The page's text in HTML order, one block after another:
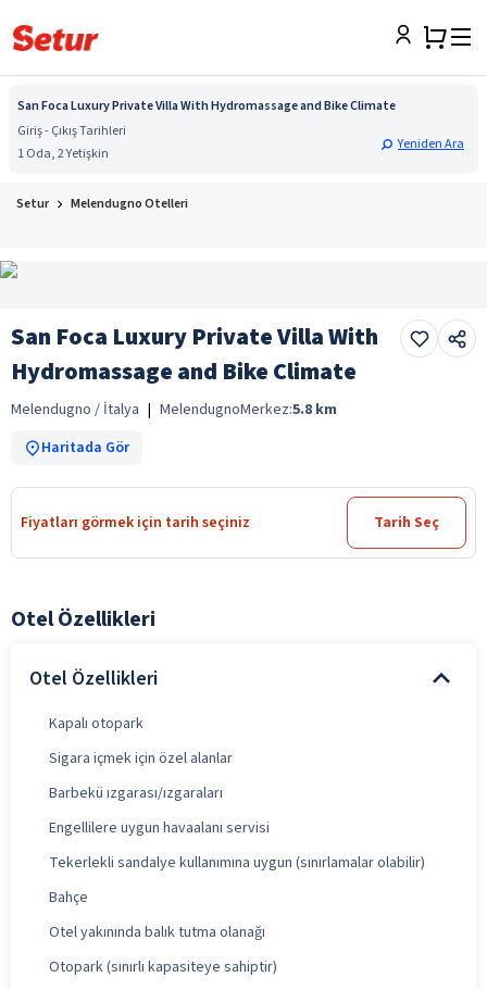
San Foca Luxury Private Villa With Hydromassage and Bike Climate
Giriş - Çıkış Tarihleri
1 Oda, 2 Yetişkin
Yeniden Ara
Setur Melendugno Otelleri
San Foca Luxury Private Villa With
Hydromassage and Bike Climate
Melendugno / İtalya | MelendugnoMerkez:5.8 km
Haritada Gör
Fiyatları görmek için tarih seçiniz Tarih Seç
Otel Özellikleri
Otel Özellikleri
Kapalı otopark
Sigara içmek için özel alanlar
Barbekü ızgarası/ızgaraları
Engellilere uygun havaalanı servisi
Tekerlekli sandalye kullanımına uygun (sınırlamalar olabilir)
Bahçe
Otel yakınında balık tutma olanağı
Otopark (sınırlı kapasiteye sahiptir)